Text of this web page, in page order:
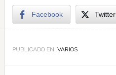
Facebook Twitter
PUBLICADO EN: VARIOS